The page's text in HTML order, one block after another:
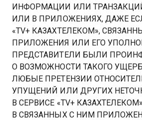
ИНФОРМАЦИИ ИЛИ
ИЛИ В ПРИЛОЖЕНИЯХ, ДАЖЕ
«TV+ КАЗАХТЕЛЕКОМ»,
ПРИЛОЖЕНИЯ ИЛИ ЕГО
ПРЕДСТАВИТЕЛИ БЫЛИ
О ВОЗМОЖНОСТИ ТАКОГО
ЛЮБЫЕ ПРЕТЕНЗИИ
УПУЩЕНИЙ ИЛИ ДРУГИХ
В СЕРВИСЕ «TV+
В СВЯЗАННЫХ С НИМ